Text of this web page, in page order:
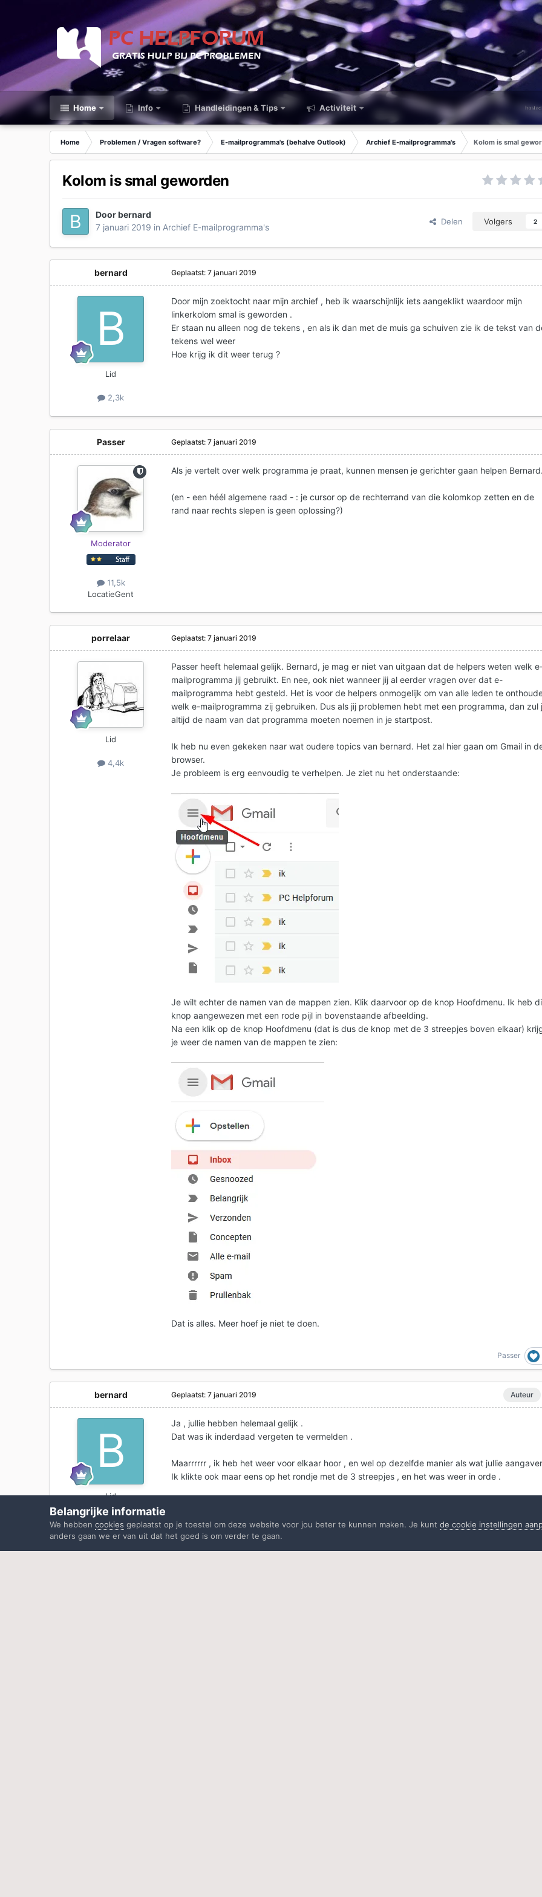
Home Info Handleidingen & Tips Activiteit
Home Problemen / Vragen software? E-mailprogramma's (behalve Outlook) Archief E-mailprogramma's Kolom is smal
Kolom is smal geworden
Doorbernard
7 januari 2019 in Archief E-mailprogramma's
Delen Volgers 2
bernard
Lid
2,3k
Geplaatst:7 januari 2019
Door mijn zoektocht naar mijn archief , heb ik waarschijnlijk iets aangeklikt waardoor mijn
linkerkolom smal is geworden .
Er staan nu alleen nog de tekens , en als ik dan met de muis ga schuiven zie ik de tekst van
tekens wel weer
Hoe krijg ik dit weer terug ?
Passer
Moderator
11,5k
LocatieGent
Geplaatst:7 januari 2019
Als je vertelt over welk programma je praat, kunnen mensen je gerichter gaan helpen
(en - een héél algemene raad - : je cursor op de rechterrand van die kolomkop zetten en de
rand naar rechts slepen is geen oplossing?)
porrelaar
Lid
4,4k
Geplaatst:7 januari 2019
Passer heeft helemaal gelijk. Bernard, je mag er niet van uitgaan dat de helpers weten welk
mailprogramma jij gebruikt. En nee, ook niet wanneer jij al eerder vragen over dat e-
mailprogramma hebt gesteld. Het is voor de helpers onmogelijk om van alle leden te
welk e-mailprogramma zij gebruiken. Dus als jij problemen hebt met een programma, dan zul
altijd de naam van dat programma moeten noemen in je startpost.
Ik heb nu even gekeken naar wat oudere topics van bernard. Het zal hier gaan om Gmail in
browser.
Je probleem is erg eenvoudig te verhelpen. Je ziet nu het onderstaande:
Je wilt echter de namen van de mappen zien. Klik daarvoor op de knop Hoofdmenu. Ik heb
knop aangewezen met een rode pijl in bovenstaande afbeelding.
Na een klik op de knop Hoofdmenu (dat is dus de knop met de 3 streepjes boven elkaar)
je weer de namen van de mappen te zien:
Dat is alles. Meer hoef je niet te doen.
Passer
bernard
Lid
2,3k
Auteur
Geplaatst:7 januari 2019
Ja , jullie hebben helemaal gelijk .
Dat was ik inderdaad vergeten te vermelden .
Maarrrrrr , ik heb het weer voor elkaar hoor , en wel op dezelfde manier als wat jullie
Ik klikte ook maar eens op het rondje met de 3 streepjes , en het was weer in orde .
Belangrijke informatie
We hebbencookies geplaatst op je toestel om deze website voor jou beter te kunnen maken. Je kuntde cookie instellingen
anders gaan we er van uit dat het goed is om verder te gaan.